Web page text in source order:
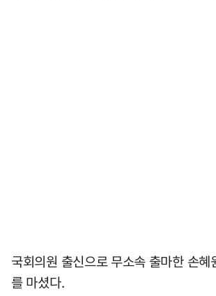
국회의원 출신으로 무소속 출마한 손
를 마셨다.